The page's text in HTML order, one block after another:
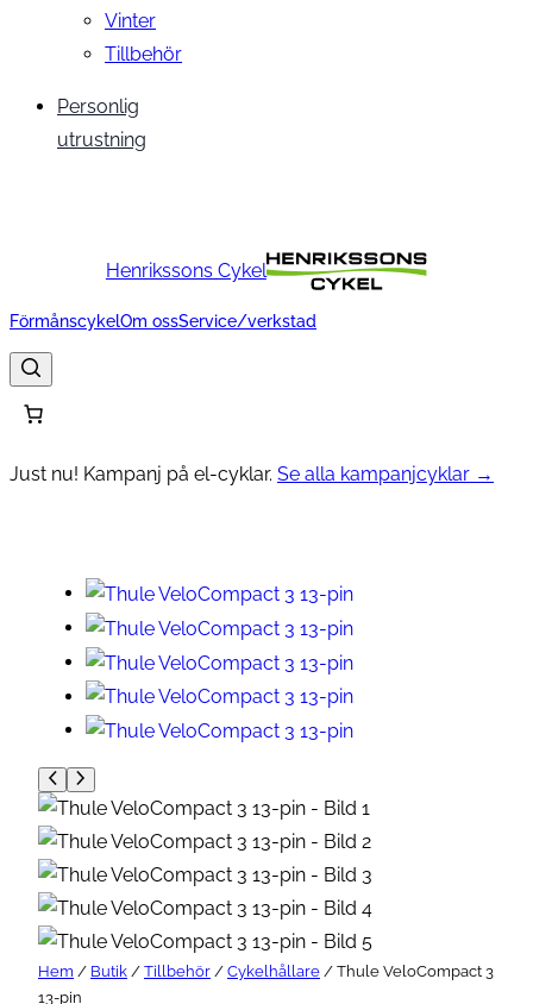
Vinter
Tillbehör
Personlig
utrustning
Henrikssons Cykel
FörmånscykelOm ossService/verkstad
Just nu! Kampanj på el-cyklar. Se alla kampanjcyklar →
Hem / Butik / Tillbehör / Cykelhållare / Thule VeloCompact 3
13-pin